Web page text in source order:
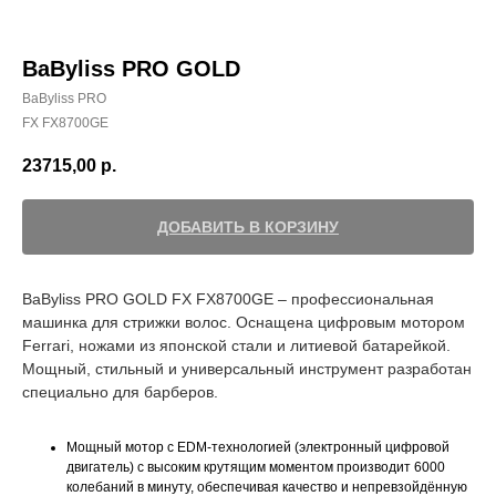
BaByliss PRO GOLD
BaByliss PRO
FX FX8700GE
23715,00 р.
ДОБАВИТЬ В КОРЗИНУ
BaByliss PRO GOLD FX FX8700GE – профессиональная
машинка для стрижки волос. Оснащена цифровым мотором
Ferrari, ножами из японской стали и литиевой батарейкой.
Мощный, стильный и универсальный инструмент разработан
специально для барберов.
Мощный мотор с EDM-технологией (электронный цифровой
двигатель) с высоким крутящим моментом производит 6000
колебаний в минуту, обеспечивая качество и непревзойдённую